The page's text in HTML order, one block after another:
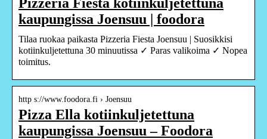
kaupungissa Joensuu | foodora
Tilaa ruokaa paikasta Pizzeria Fiesta Joensuu | Suosikkisi
kotiinkuljetettuna 30 minuutissa ✓ Paras valikoima ✓ Nopea
toimitus.
http s://www.foodora.fi › Joensuu
Pizza Ella kotiinkuljetettuna
kaupungissa Joensuu – Foodora